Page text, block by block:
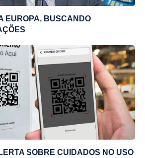
EUROPA, BUSCANDO
SOBRE CUIDADOS NO USO